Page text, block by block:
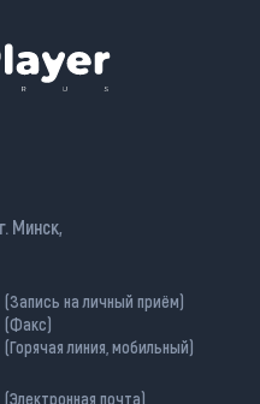
Минск,
(Запись на личный приём)
(Факс)
(Горячая линия, мобильный)
(Электронная почта)